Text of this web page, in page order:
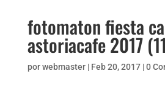
fotomaton fiesta
astoriacafe 2017
porwebmaster| Feb 20, 2017|0